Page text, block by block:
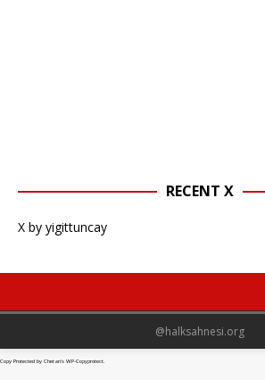
RECENT X
X by yigittuncay
@halksahnesi.org
Copy Protected by Chetan's WP-Copyprotect.